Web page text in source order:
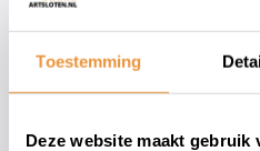
Toestemming
Deze website maakt gebruik
Hoe kunnen wij je